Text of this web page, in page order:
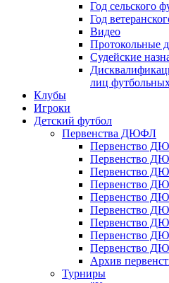
Год сельского
Год
Видео
Протокольные
Судейские
лиц
Клубы
Игроки
Детский футбол
Первенства ДЮФЛ
Первенство
Первенство
Первенство
Первенство
Первенство
Первенство
Первенство
Первенство
Первенство
Архив
Турниры